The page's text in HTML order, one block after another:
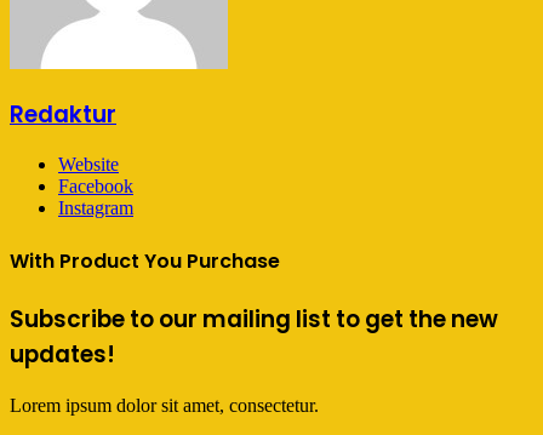
Redaktur
Website
Facebook
Instagram
With Product You Purchase
Subscribe to our mailing list to get the new
updates!
Lorem ipsum dolor sit amet, consectetur.